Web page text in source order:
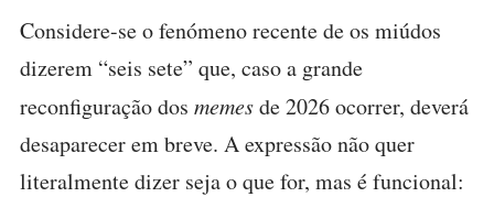
Considere-se o fenómeno recente de os miúdos
dizerem “seis sete” que, caso a grande
reconfiguração dos memesde 2026 ocorrer, deverá
desaparecer em breve. A expressão não quer
literalmente dizer seja o que for, mas é funcional: